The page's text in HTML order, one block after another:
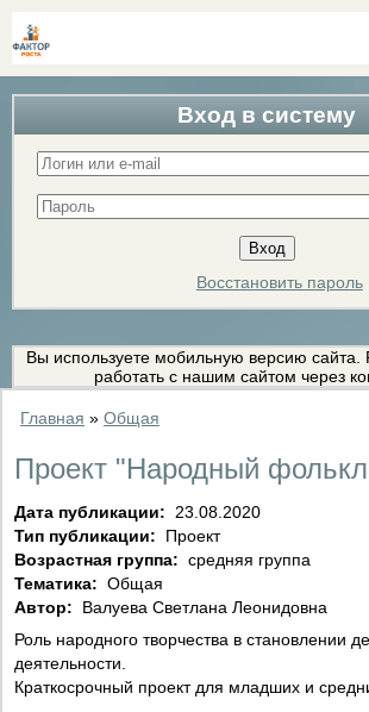
Вход в систему
Восстановить пароль
Вы используете мобильную версию
работать с нашим сайтом через
Главная » Общая
Проект "Народный
Дата публикации:
23.08.2020
Тип публикации:
Проект
Возрастная группа: средняя группа
Тематика: Общая
Автор:
Валуева Светлана Леонидовна
Роль народного творчества в становлении
деятельности.
Краткосрочный проект для младших и